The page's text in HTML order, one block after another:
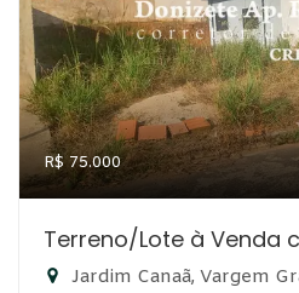
R$ 75.000
Terreno/Lote à Venda
Jardim Canaã, Vargem